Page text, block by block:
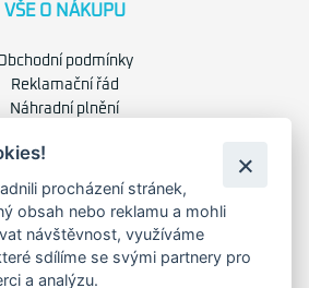
VŠE O NÁKUPU
podmínky
Reklamační řád
Náhradní plnění
použití cookies
O NÁS
O společnosti
procházení stránek,
obsah nebo reklamu a mohli
návštěvnost, využíváme
sdílíme se svými partnery pro
a analýzu.